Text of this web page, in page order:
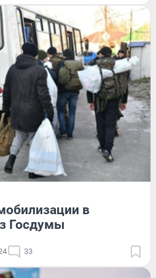
в
Госдумы
33